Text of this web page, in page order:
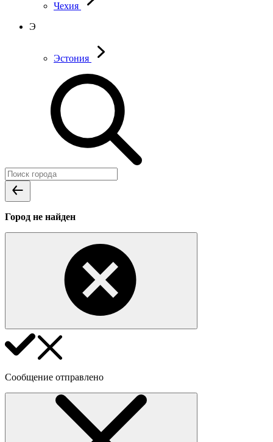
Чехия
Э
Эстония
Город не найден
Сообщение отправлено